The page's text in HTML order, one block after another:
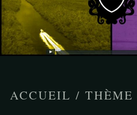
ACCUEIL / THÈME